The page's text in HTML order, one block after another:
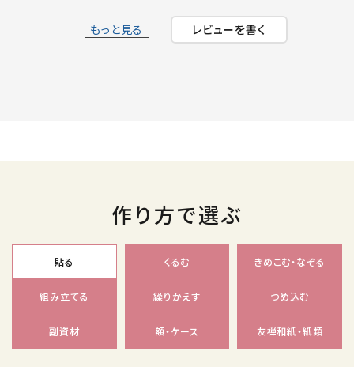
もっと見る レビューを書く
作り方で選ぶ
貼る くるむ きめこむ・なぞる
組み立てる 繰りかえす つめ込む
副資材 額・ケース 友禅和紙・紙類